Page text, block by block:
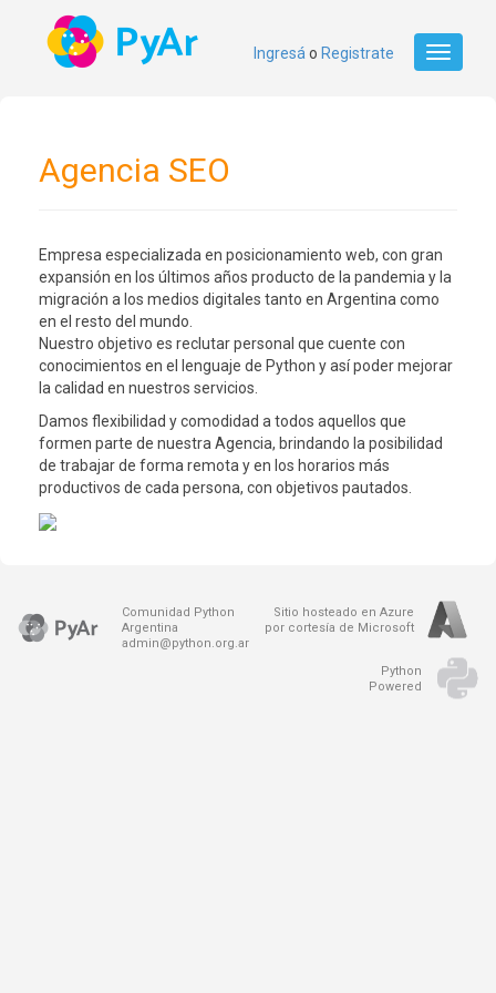
Toggle
Ingresá o Registrate
Agencia SEO
Empresa especializada en posicionamiento web, con gran
expansión en los últimos años producto de la pandemia y la
migración a los medios digitales tanto en Argentina como
en el resto del mundo.
Nuestro objetivo es reclutar personal que cuente con
conocimientos en el lenguaje de Python y así poder mejorar
la calidad en nuestros servicios.
Damos flexibilidad y comodidad a todos aquellos que
formen parte de nuestra Agencia, brindando la posibilidad
de trabajar de forma remota y en los horarios más
productivos de cada persona, con objetivos pautados.
Comunidad Python
Argentina
admin@python.org.ar
Sitio hosteado en Azure
por cortesía de Microsoft
Python
Powered